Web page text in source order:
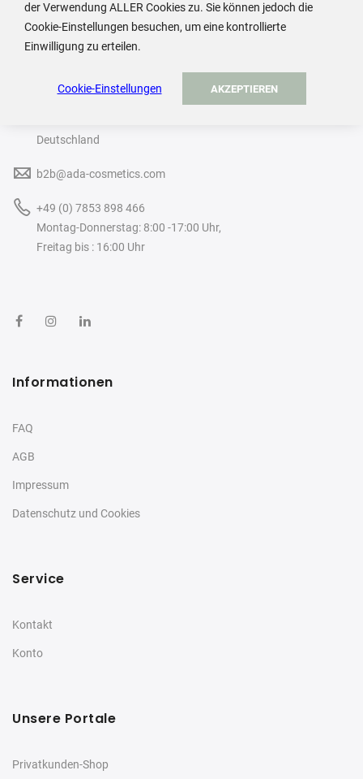
ADA Cosmetics International GmbH
Deutschland
b2b@ada-cosmetics.com
+49 (0) 7853 898 466
Montag-Donnerstag: 8:00 -17:00 Uhr,
Freitag bis : 16:00 Uhr
Informationen
FAQ
AGB
Impressum
Datenschutz und Cookies
Service
Kontakt
Konto
Unsere Portale
Privatkunden-Shop
der Verwendung ALLER Cookies zu. Sie können jedoch die
Cookie-Einstellungen besuchen, um eine kontrollierte
Einwilligung zu erteilen.
Cookie-Einstellungen AKZEPTIEREN